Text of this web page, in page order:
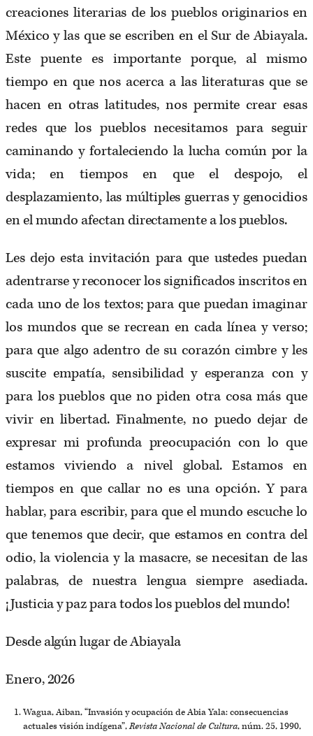
creaciones literarias de los pueblos originarios en
México y las que se escriben en el Sur de Abiayala.
Este puente es importante porque, al mismo
tiempo en que nos acerca a las literaturas que se
hacen en otras latitudes, nos permite crear esas
redes que los pueblos necesitamos para seguir
caminando y fortaleciendo la lucha común por la
vida; en tiempos en que el despojo, el
desplazamiento, las múltiples guerras y genocidios
en el mundo afectan directamente a los pueblos.
Les dejo esta invitación para que ustedes puedan
adentrarse y reconocer los significados inscritos en
cada uno de los textos; para que puedan imaginar
los mundos que se recrean en cada línea y verso;
para que algo adentro de su corazón cimbre y les
suscite empatía, sensibilidad y esperanza con y
para los pueblos que no piden otra cosa más que
vivir en libertad. Finalmente, no puedo dejar de
expresar mi profunda preocupación con lo que
estamos viviendo a nivel global. Estamos en
tiempos en que callar no es una opción. Y para
hablar, para escribir, para que el mundo escuche lo
que tenemos que decir, que estamos en contra del
odio, la violencia y la masacre, se necesitan de las
palabras, de nuestra lengua siempre asediada.
¡Justicia y paz para todos los pueblos del mundo!
Desde algún lugar de Abiayala
Enero, 2026
Wagua, Aiban, “Invasión y ocupación de Abia Yala: consecuencias
actuales visión indígena”,Revista Nacional de Cultura, núm. 25, 1990,